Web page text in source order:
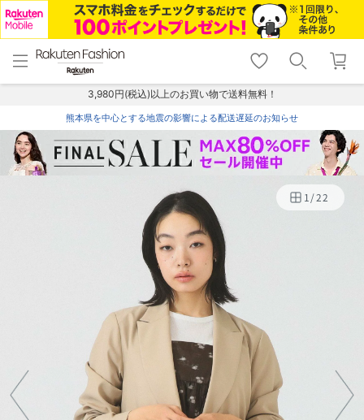
menu home
トップ
shopping_cart lock_outline
ログイン
3,980円(税込)以上のお買い物で送料無料！
熊本県を中心とする地震の影響による配送遅延のお知らせ
1/22